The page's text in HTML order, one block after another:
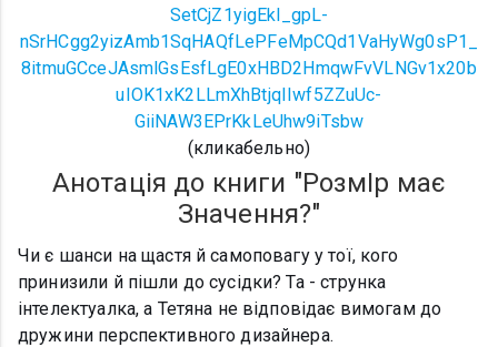
(кликабельно)
Анотація до книги "РозмІр має
Значення?"
Чи є шанси на щастя й самоповагу у тої, кого
принизили й пішли до сусідки? Та - струнка
інтелектуалка, а Тетяна не відповідає вимогам до
дружини перспективного дизайнера.